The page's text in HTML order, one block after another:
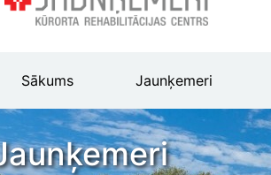
Sākums Jaunķemeri